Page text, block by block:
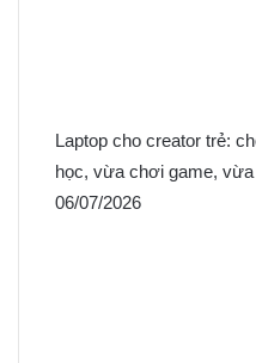
Laptop cho creator trẻ:
học, vừa chơi game, vừa
06/07/2026